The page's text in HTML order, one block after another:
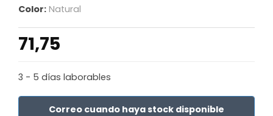
Color: Natural
71,75
3 - 5 días laborables
Correo cuando haya stock disponible